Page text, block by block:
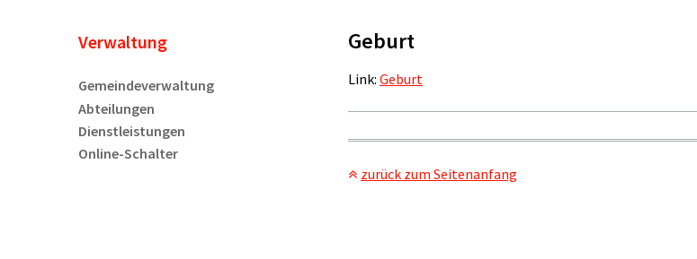
Unternavigation
Verwaltung
Gemeindeverwaltung
Abteilungen
Dienstleistungen
Online-Schalter
Geburt
Link: Geburt
zurück zum Seitenanfang